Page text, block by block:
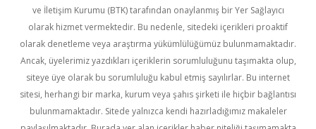
ve İletişim Kurumu (BTK) tarafından onaylanmış bir Yer Sağlayıcı
olarak hizmet vermektedir. Bu nedenle, sitedeki içerikleri proaktif
olarak denetleme veya araştırma yükümlülüğümüz bulunmamaktadır.
Ancak, üyelerimiz yazdıkları içeriklerin sorumluluğunu taşımakta olup,
siteye üye olarak bu sorumluluğu kabul etmiş sayılırlar. Bu internet
sitesi, herhangi bir marka, kurum veya şahıs şirketi ile hiçbir bağlantısı
bulunmamaktadır. Sitede yalnızca kendi hazırladığımız makaleler